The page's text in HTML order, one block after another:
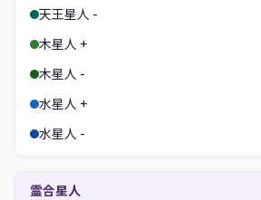
天王星人 -
木星人 +
木星人 -
水星人 +
水星人 -
霊合星人